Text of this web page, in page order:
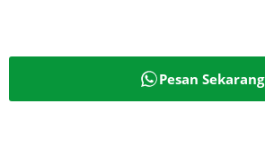
Pesan Sekarang